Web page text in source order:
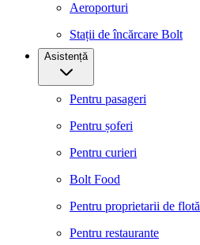
Aeroporturi
Stații de încărcare Bolt
Asistență
Pentru pasageri
Pentru șoferi
Pentru curieri
Bolt Food
Pentru proprietarii de flotă
Pentru restaurante